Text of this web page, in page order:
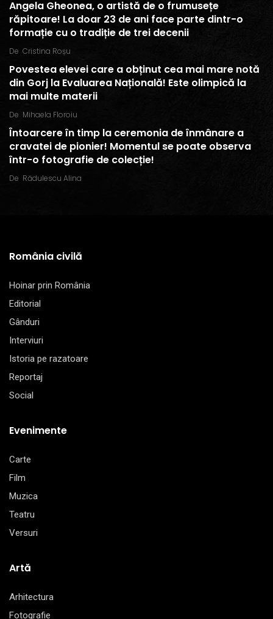
Angela Gheonea, o artistă de o frumusețe
răpitoare! La doar 23 de ani face parte dintr-o
formație cu o tradiție de trei decenii
De Cristina Roșu
Povestea elevei care a obținut cea mai mare notă
din Gorj la Evaluarea Națională! Este olimpică la
mai multe materii
De Mihaela Floroiu
Întoarcere în timp la ceremonia de înmânare a
cravatei de pionier! Momentul se poate observa
într-o fotografie de colecție!
De Rădulescu Alina
România civilă
Hoinar prin România
Editorial
Gânduri
Interviuri
Istoria pe razatoare
Reportaj
Social
Evenimente
Carte
Film
Muzica
Teatru
Versuri
Artă
Arhitectura
Fotografie